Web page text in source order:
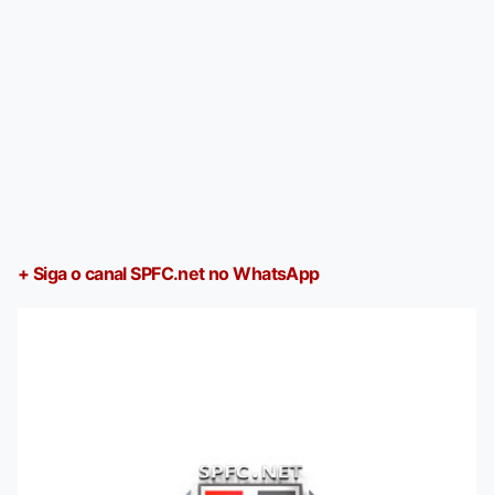
+ Siga o canal SPFC.net no WhatsApp